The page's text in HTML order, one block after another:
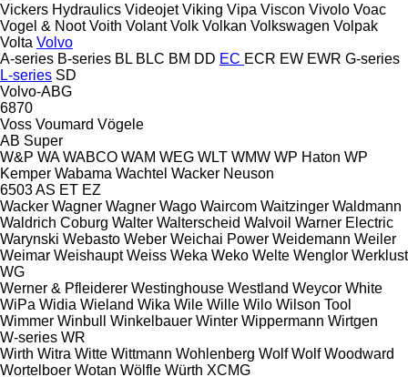
Vickers Hydraulics Videojet Viking Vipa Viscon Vivolo Voac
Vogel & Noot Voith Volant Volk Volkan Volkswagen Volpak
Volta Volvo
A-series B-series BL BLC BM DD EC ECR EW EWR G-series
L-series SD
Volvo-ABG
6870
Voss Voumard Vögele
AB Super
W&P WA WABCO WAM WEG WLT WMW WP Haton WP
Kemper Wabama Wachtel Wacker Neuson
6503AS ET EZ
Wacker Wagner Wagner Wago Waircom Waitzinger Waldmann
Waldrich Coburg Walter Walterscheid Walvoil Warner Electric
Warynski Webasto Weber Weichai Power Weidemann Weiler
Weimar Weishaupt Weiss Weka Weko Welte Wenglor Werklust
WG
Werner & Pfleiderer Westinghouse Westland Weycor White
WiPa Widia Wieland Wika Wile Wille Wilo Wilson Tool
Wimmer Winbull Winkelbauer Winter Wippermann Wirtgen
W-series WR
Wirth Witra Witte Wittmann Wohlenberg Wolf Wolf Woodward
Wortelboer Wotan Wölfle Würth XCMG